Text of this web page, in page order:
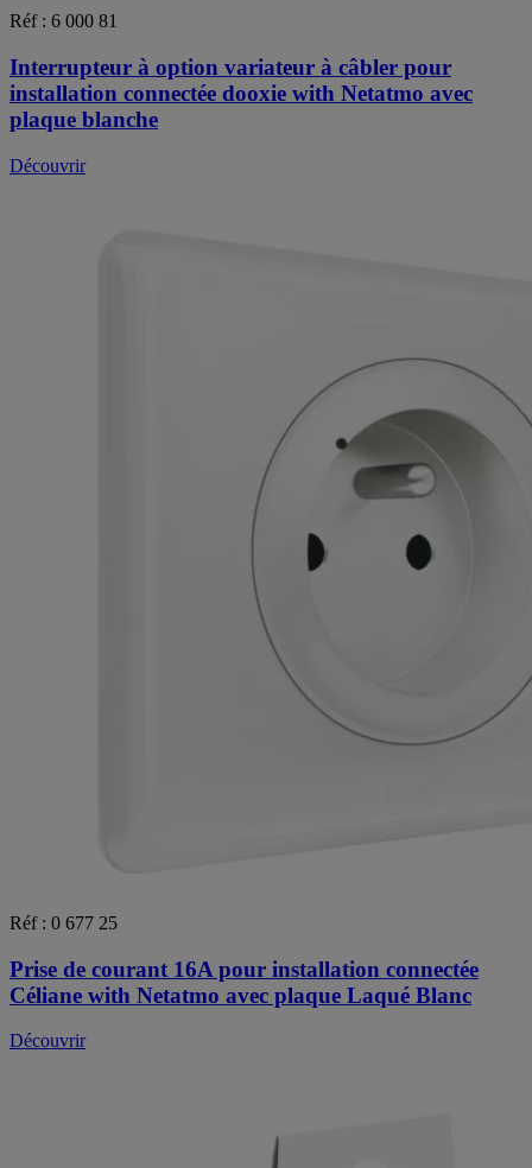
Réf : 6 000 81
Interrupteur à option variateur à câbler pour
installation connectée dooxie with Netatmo avec
plaque blanche
Découvrir
Réf : 0 677 25
Prise de courant 16A pour installation connectée
Céliane with Netatmo avec plaque Laqué Blanc
Découvrir